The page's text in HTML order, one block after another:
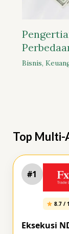
Bisnis,
Top Multi-
#1
8.7 /
Eksekusi